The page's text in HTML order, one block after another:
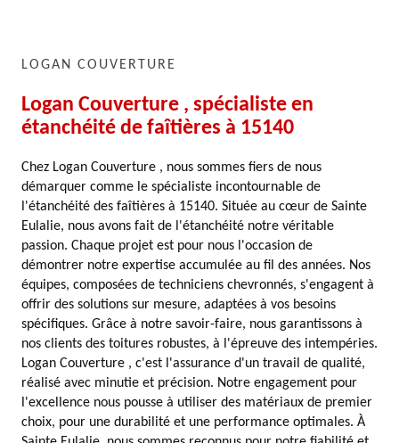
LOGAN COUVERTURE
Logan Couverture , spécialiste en
étanchéité de faîtières à 15140
Chez Logan Couverture , nous sommes fiers de nous
démarquer comme le spécialiste incontournable de
l'étanchéité des faîtières à 15140. Située au cœur de Sainte
Eulalie, nous avons fait de l'étanchéité notre véritable
passion. Chaque projet est pour nous l'occasion de
démontrer notre expertise accumulée au fil des années. Nos
équipes, composées de techniciens chevronnés, s'engagent à
offrir des solutions sur mesure, adaptées à vos besoins
spécifiques. Grâce à notre savoir-faire, nous garantissons à
nos clients des toitures robustes, à l'épreuve des intempéries.
Logan Couverture , c'est l'assurance d'un travail de qualité,
réalisé avec minutie et précision. Notre engagement pour
l'excellence nous pousse à utiliser des matériaux de premier
choix, pour une durabilité et une performance optimales. À